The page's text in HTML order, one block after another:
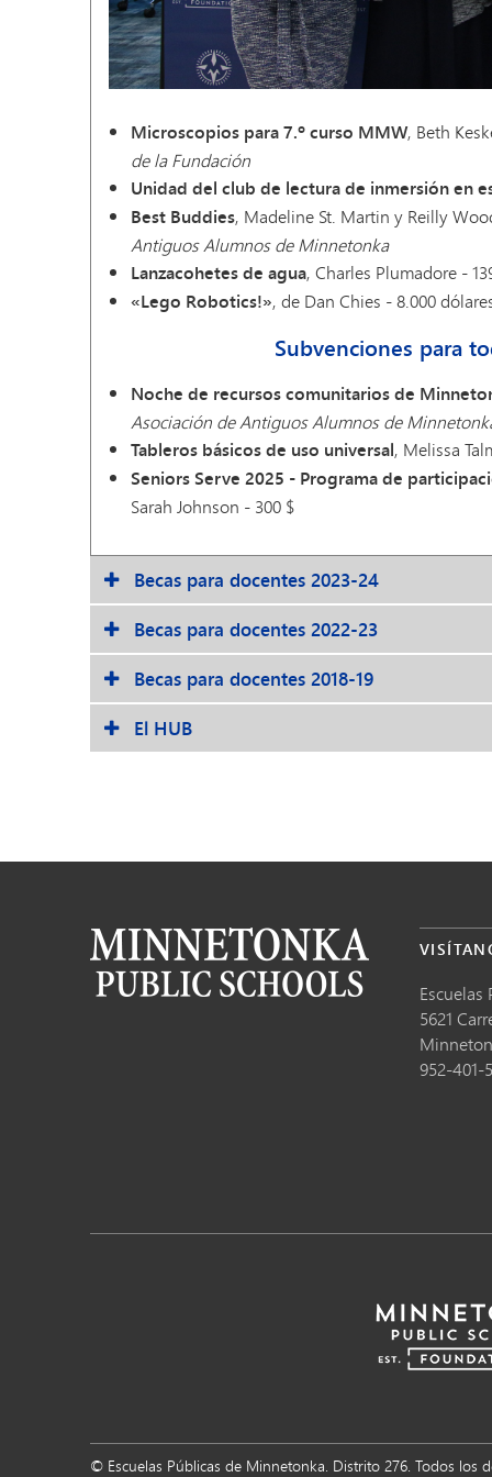
Microscopios para 7.º curso MMW, Beth
de la Fundación
Unidad del club de lectura de inmersión en
Best Buddies, Madeline St. Martin y Reilly
Antiguos Alumnos de Minnetonka
Lanzacohetes de agua, Charles Plumadore -
«Lego Robotics!», de Dan Chies - 8.000
Subvenciones para
Noche de recursos comunitarios de
Asociación de Antiguos Alumnos de
Tableros básicos de uso universal, Melissa
Seniors Serve 2025 - Programa de
Sarah Johnson - 300 $
Becas para docentes 2023-24
Becas para docentes 2022-23
Becas para docentes 2018-19
El HUB
5621
952-401-
© Escuelas Públicas de Minnetonka. Distrito 276. Todos los